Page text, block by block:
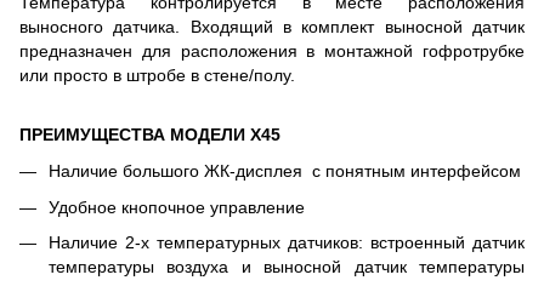
выносного датчика. Входящий в комплект выносной датчик
предназначен для расположения в монтажной гофротрубке
или просто в штробе в стене/полу.
ПРЕИМУЩЕСТВА МОДЕЛИ X45
Наличие большого ЖК-дисплея с понятным интерфейсом
Удобное кнопочное управление
Наличие 2-х температурных датчиков: встроенный датчик
температуры воздуха и выносной датчик температуры